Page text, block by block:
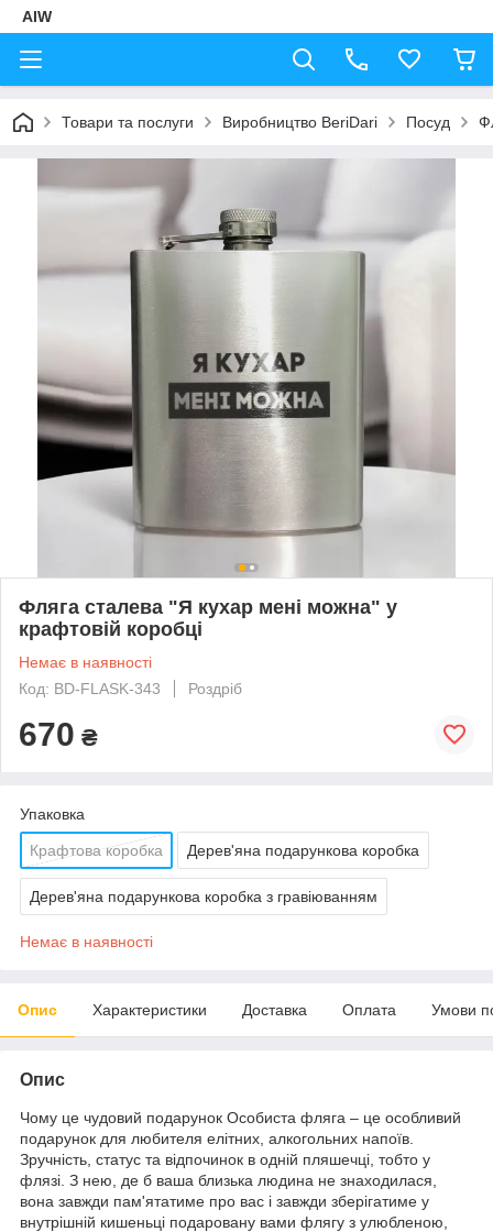
AIW
Товари та послуги Виробництво BeriDari Посуд
Фляга сталева "Я кухар мені можна" у
крафтовій коробці
Немає в наявності
Код: BD-FLASK-343
Роздріб
670 ₴
Упаковка
Крафтова коробка Дерев'яна подарункова коробка
Дерев'яна подарункова коробка з гравіюванням
Немає в наявності
Опис Характеристики Доставка Оплата Умови
Опис
Чому це чудовий подарунок Особиста фляга – це особливий
подарунок для любителя елітних, алкогольних напоїв.
Зручність, статус та відпочинок в одній пляшечці, тобто у
флязі. З нею, де б ваша близька людина не знаходилася,
вона завжди пам'ятатиме про вас і завжди зберігатиме у
внутрішній кишеньці подаровану вами флягу з улюбленою,